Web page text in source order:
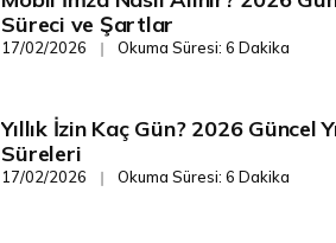
Dijital Dönüşüm
Süreci ve Şartlar
17/02/2026 ❘ Okuma Süresi: 6 Dakika
SGK/ İş Hukuku
Yıllık İzin Kaç Gün? 2026 Güncel
Süreleri
17/02/2026 ❘ Okuma Süresi: 6 Dakika